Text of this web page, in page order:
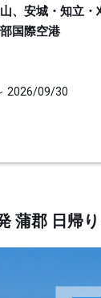
、安城・知立・
国際空港
2026/09/30
蒲郡 日帰